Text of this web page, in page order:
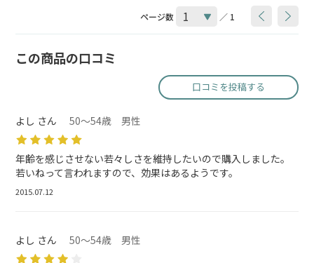
ページ数 ／ 1
この商品の口コミ
口コミを投稿する
よし さん 50～54歳 男性
年齢を感じさせない若々しさを維持したいので購入しました。
若いねって言われますので、効果はあるようです。
2015.07.12
よし さん 50～54歳 男性